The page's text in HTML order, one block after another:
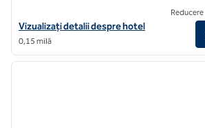
Vizualizați detaliile hotelului The
Vizualizați detalii despre hotel
0,15 milă
1 din 12